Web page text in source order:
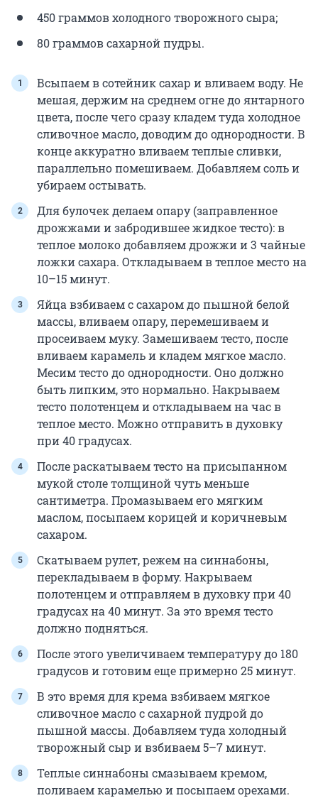
450 граммов холодного творожного сыра;
80 граммов сахарной пудры.
Всыпаем в сотейник сахар и вливаем воду. Не
мешая, держим на среднем огне до янтарного
цвета, после чего сразу кладем туда холодное
сливочное масло, доводим до однородности. В
конце аккуратно вливаем теплые сливки,
параллельно помешиваем. Добавляем соль и
убираем остывать.
Для булочек делаем опару (заправленное
дрожжами и забродившее жидкое тесто): в
теплое молоко добавляем дрожжи и 3 чайные
ложки сахара. Откладываем в теплое место на
10–15 минут.
Яйца взбиваем с сахаром до пышной белой
массы, вливаем опару, перемешиваем и
просеиваем муку. Замешиваем тесто, после
вливаем карамель и кладем мягкое масло.
Месим тесто до однородности. Оно должно
быть липким, это нормально. Накрываем
тесто полотенцем и откладываем на час в
теплое место. Можно отправить в духовку
при 40 градусах.
После раскатываем тесто на присыпанном
мукой столе толщиной чуть меньше
сантиметра. Промазываем его мягким
маслом, посыпаем корицей и коричневым
сахаром.
Скатываем рулет, режем на синнабоны,
перекладываем в форму. Накрываем
полотенцем и отправляем в духовку при 40
градусах на 40 минут. За это время тесто
должно подняться.
После этого увеличиваем температуру до 180
градусов и готовим еще примерно 25 минут.
В это время для крема взбиваем мягкое
сливочное масло с сахарной пудрой до
пышной массы. Добавляем туда холодный
творожный сыр и взбиваем 5–7 минут.
Теплые синнабоны смазываем кремом,
поливаем карамелью и посыпаем орехами.